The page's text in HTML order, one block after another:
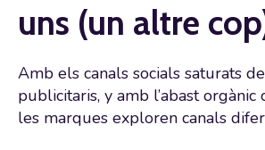
uns (un altre
Amb els canals socials saturats
publicitaris, y amb l’abast orgànic
les marques exploren canals